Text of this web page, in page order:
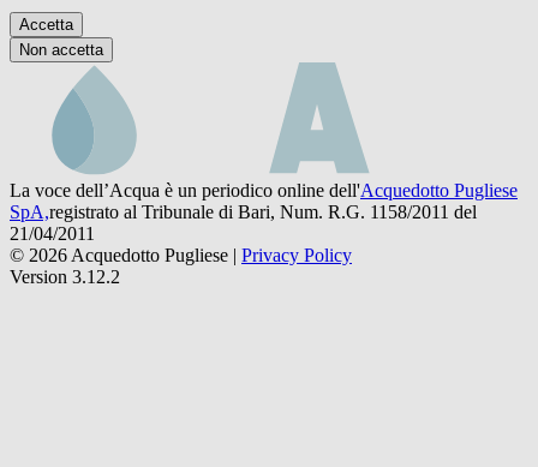
Accetta
Non accetta
La voce dell’Acqua è un periodico online dell'Acquedotto Pugliese
SpA,registrato al Tribunale di Bari, Num. R.G. 1158/2011 del
21/04/2011
© 2026 Acquedotto Pugliese | Privacy Policy
Version 3.12.2